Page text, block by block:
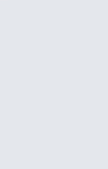
an på
vi dig en